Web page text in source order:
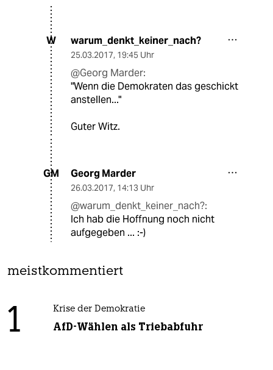
W warum_denkt_keiner_nach?
25.03.2017, 19:45 Uhr
@Georg Marder:
"Wenn die Demokraten das geschickt
anstellen..."
Guter Witz.
GM Georg Marder
26.03.2017, 14:13 Uhr
@warum_denkt_keiner_nach?:
Ich hab die Hoffnung noch nicht
aufgegeben ... :-)
meistkommentiert
1 Krise der Demokratie
AfD-Wählen als Triebabfuhr